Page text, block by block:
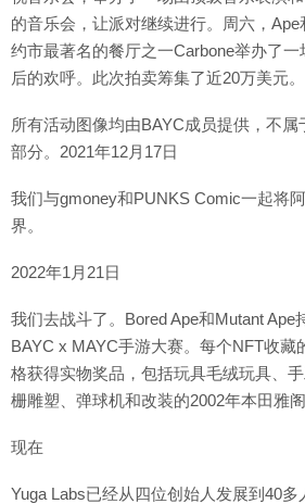
的音乐会，让派对继续进行。周六，Ape
约市最著名的餐厅之一Carbone举办了
后的欢呼。此次拍卖筹集了近20万美元。
所有活动图像均由BAYC成员提供，不属
部分。2021年12月17日
我们与gmoney和PUNKS Comic一起将
界。
2022年1月21日
我们去战斗了。Bored Ape和Mutant Ape
BAYC x MAYC手游大赛。每个NFT收藏
格获得实物奖品，包括玩具毛绒玩具、
栅雕塑、弹球机和改装的2002年本田雅阁
现在
Yuga Labs已经从四位创始人发展到40